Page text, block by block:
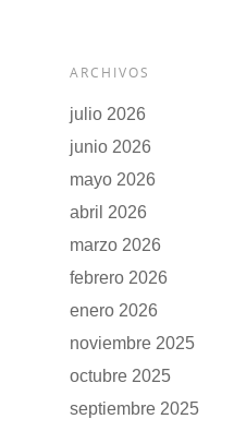
ARCHIVOS
julio 2026
junio 2026
mayo 2026
abril 2026
marzo 2026
febrero 2026
enero 2026
noviembre 2025
octubre 2025
septiembre 2025